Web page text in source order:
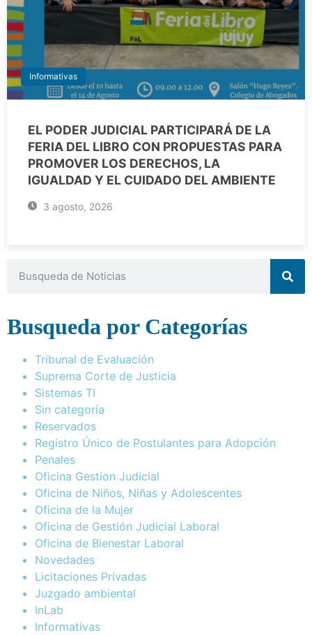
Informativas
EL PODER JUDICIAL PARTICIPARÁ DE LA
FERIA DEL LIBRO CON PROPUESTAS PARA
PROMOVER LOS DERECHOS, LA
IGUALDAD Y EL CUIDADO DEL AMBIENTE
3 agosto, 2026
Busqueda por Categorías
Tribunal de Evaluación
Suprema Corte de Justicia
Sistemas TI
Sin categoría
Reservados
Registro Único de Postulantes para Adopción
Penales
Oficina Gestion Judicial
Oficina de Niños, Niñas y Adolescentes
Oficina de la Mujer
Oficina de Gestión Judicial Laboral
Oficina de Bienestar Laboral
Novedades
Licitaciones Privadas
Juzgado ambiental
InLab
Informativas